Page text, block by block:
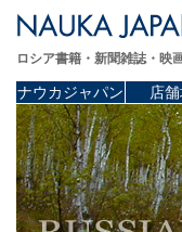
ロシア書籍・新聞雑誌・
ナウカジャパン 店